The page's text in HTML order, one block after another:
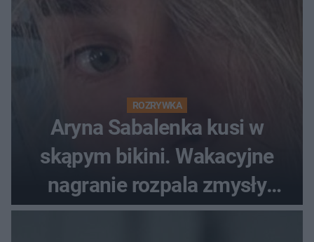
ROZRYWKA
Aryna Sabalenka kusi w
skąpym bikini. Wakacyjne
nagranie rozpala zmysły
fanów